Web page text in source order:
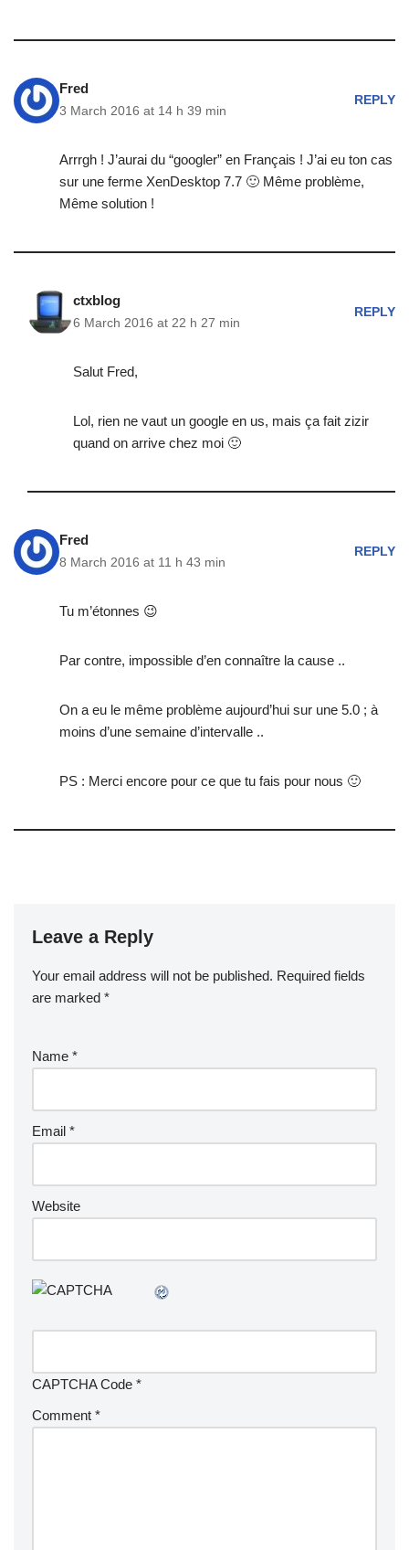
Fred
3 March 2016 at 14 h 39 min
REPLY
Arrrgh ! J’aurai du “googler” en Français ! J’ai eu ton cas
sur une ferme XenDesktop 7.7 🙂 Même problème,
Même solution !
ctxblog
6 March 2016 at 22 h 27 min
REPLY
Salut Fred,
Lol, rien ne vaut un google en us, mais ça fait zizir
quand on arrive chez moi 🙂
Fred
8 March 2016 at 11 h 43 min
REPLY
Tu m’étonnes 😉
Par contre, impossible d’en connaître la cause ..
On a eu le même problème aujourd’hui sur une 5.0 ; à
moins d’une semaine d’intervalle ..
PS : Merci encore pour ce que tu fais pour nous 🙂
Leave a Reply
Your email address will not be published. Required fields
are marked *
Name *
Email *
Website
CAPTCHA Code *
Comment *